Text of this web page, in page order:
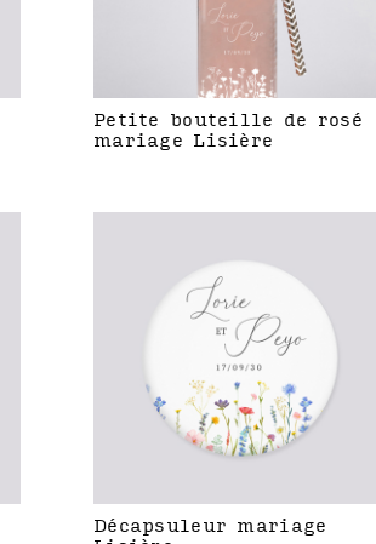
Petite bouteille de rosé
mariage Lisière
Décapsuleur mariage